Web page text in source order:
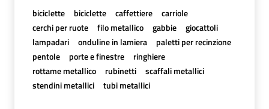
biciclette biciclette caffettiere
carriole
cerchi per ruote
filo metallico gabbie
giocattoli
lampadari
onduline in lamiera
paletti per recinzione
pentole
porte e finestre
ringhiere
rottame metallico
rubinetti
scaffali metallici
stendini metallici
tubi metallici